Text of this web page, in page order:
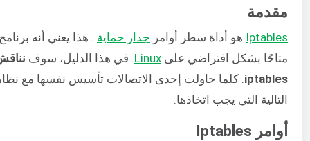
مقدمة
Iptables ​ هو أداة سطر أوامر ​ جدار حماية ​. هذا يعني أنه
متاحًا بشكل افتراضي على ​ Linux ​. في هذا الدليل، سوف ​
iptables​ . كلما حاولت إحدى الاتصالات تأسيس نفسها مع
التالية التي يجب اتخاذها.
أوامر Iptables